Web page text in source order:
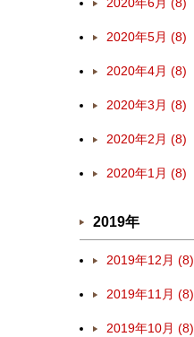
2020年5月 (8)
2020年4月 (8)
2020年3月 (8)
2020年2月 (8)
2020年1月 (8)
2019年
2019年12月 (8)
2019年11月 (8)
2019年10月 (8)